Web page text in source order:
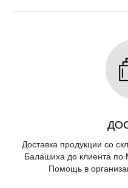
Доставка продукции со
Балашиха до клиента по
Помощь в